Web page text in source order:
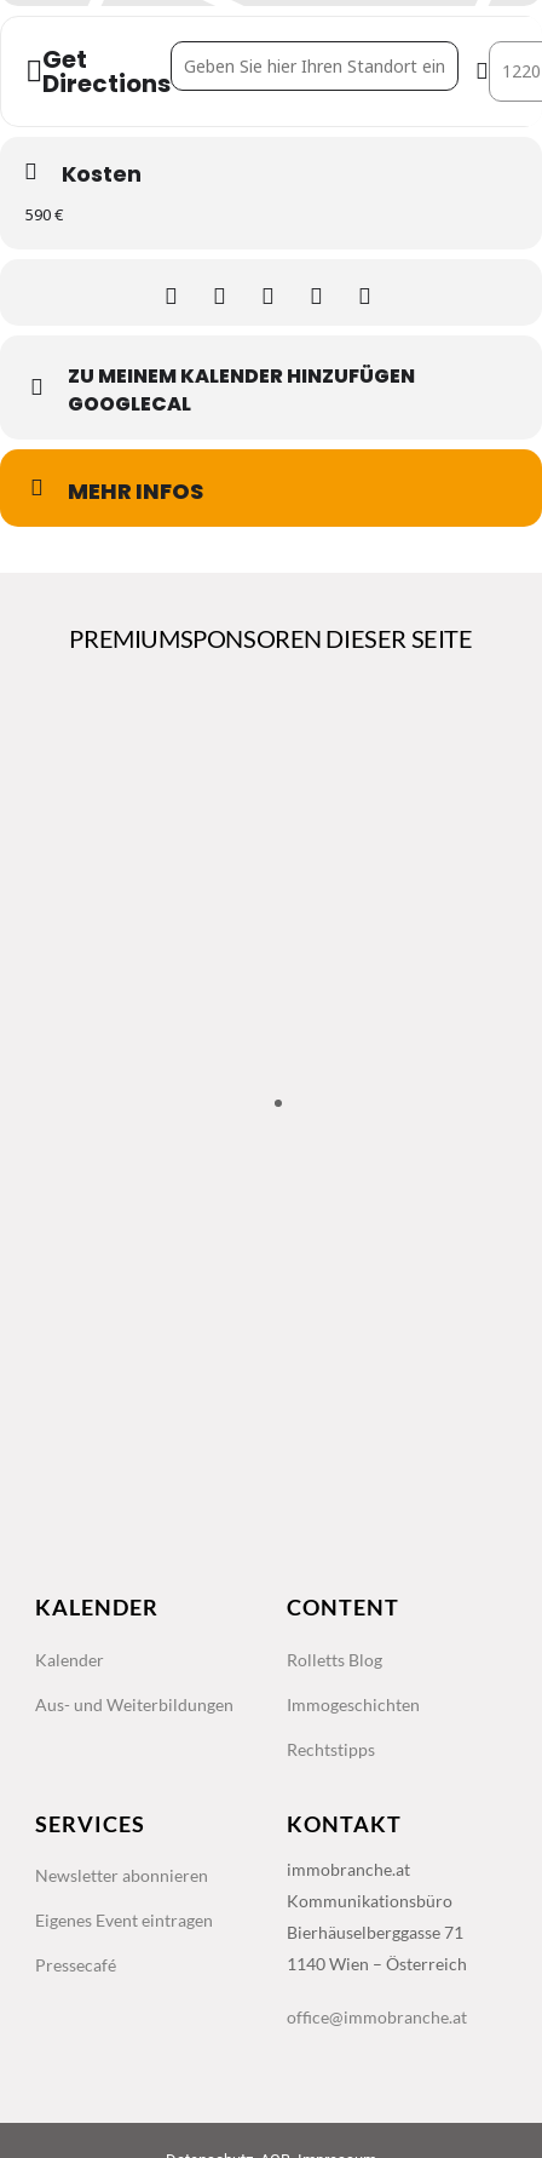
Get
Directions
Address - Septemberakademie
Kosten
590 €
ZU MEINEM KALENDER HINZUFÜGEN
GOOGLECAL
MEHR INFOS
PREMIUMSPONSOREN DIESER SEITE
KALENDER
Kalender
Aus- und Weiterbildungen
CONTENT
Rolletts Blog
Immogeschichten
Rechtstipps
SERVICES
Newsletter abonnieren
Eigenes Event eintragen
Pressecafé
KONTAKT
immobranche.at
Kommunikationsbüro
Bierhäuselberggasse 71
1140 Wien – Österreich
office@immobranche.at